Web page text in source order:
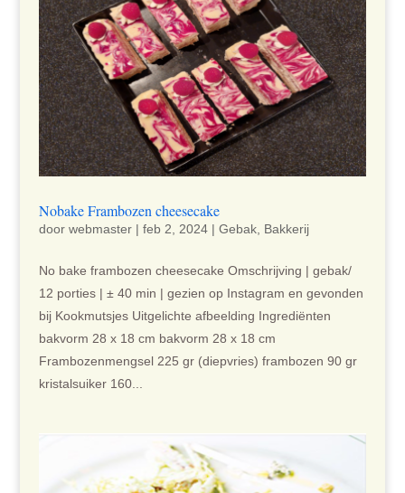
Nobake Frambozen cheesecake
door webmaster| feb 2, 2024| Gebak, Bakkerij
No bake frambozen cheesecake Omschrijving | gebak/
12 porties | ± 40 min | gezien op Instagram en gevonden
bij Kookmutsjes Uitgelichte afbeelding Ingrediënten
bakvorm 28 x 18 cm bakvorm 28 x 18 cm
Frambozenmengsel 225 gr (diepvries) frambozen 90 gr
kristalsuiker 160...